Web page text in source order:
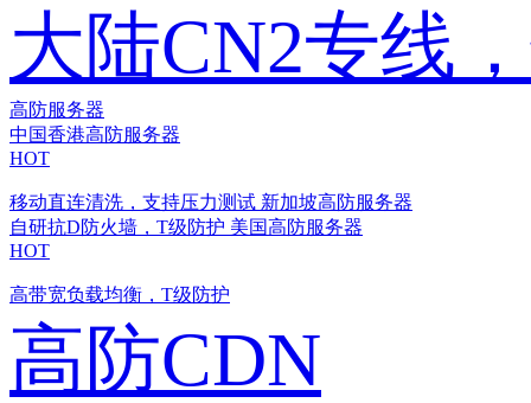
大陆CN2专线
高防服务器
中国香港高防服务器
HOT
移动直连清洗，支持压力测试 新加坡高防服务器
自研抗D防火墙，T级防护 美国高防服务器
HOT
高带宽负载均衡，T级防护
高防CDN